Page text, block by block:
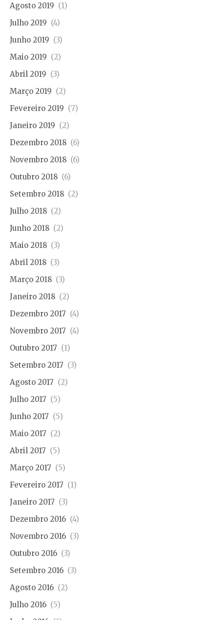
Agosto 2019 (1)
Julho 2019 (4)
Junho 2019 (3)
Maio 2019 (2)
Abril 2019 (3)
Março 2019 (2)
Fevereiro 2019 (7)
Janeiro 2019 (2)
Dezembro 2018 (6)
Novembro 2018 (6)
Outubro 2018 (6)
Setembro 2018 (2)
Julho 2018 (2)
Junho 2018 (2)
Maio 2018 (3)
Abril 2018 (3)
Março 2018 (3)
Janeiro 2018 (2)
Dezembro 2017 (4)
Novembro 2017 (4)
Outubro 2017 (1)
Setembro 2017 (3)
Agosto 2017 (2)
Julho 2017 (5)
Junho 2017 (5)
Maio 2017 (2)
Abril 2017 (5)
Março 2017 (5)
Fevereiro 2017 (1)
Janeiro 2017 (3)
Dezembro 2016 (4)
Novembro 2016 (3)
Outubro 2016 (3)
Setembro 2016 (3)
Agosto 2016 (2)
Julho 2016 (5)